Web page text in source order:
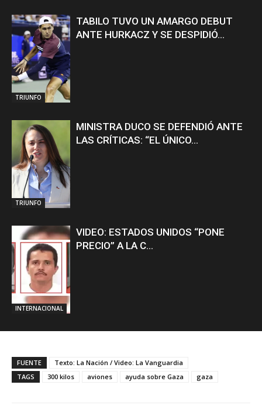
TRIUNFO
TABILO TUVO UN AMARGO DEBUT
ANTE HURKACZ Y SE DESPIDIÓ...
TRIUNFO
MINISTRA DUCO SE DEFENDIÓ ANTE
LAS CRÍTICAS: “EL ÚNICO...
INTERNACIONAL
VIDEO: ESTADOS UNIDOS “PONE
PRECIO” A LA C...
FUENTE
Texto: La Nación / Video: La Vanguardia
TAGS
300 kilos aviones ayuda sobre Gaza gaza